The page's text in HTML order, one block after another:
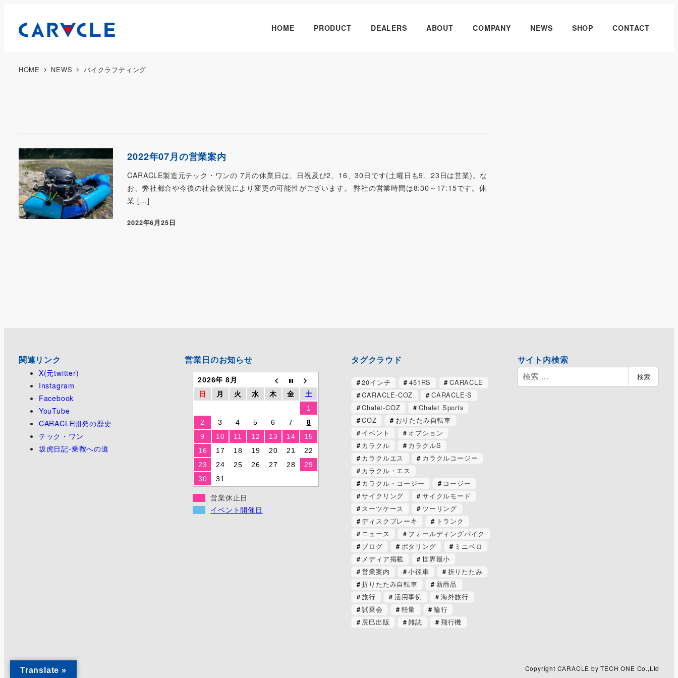
HOME PRODUCT DEALERS ABOUT COMPANY NEWS SHOP CONTACT
HOME NEWS バイクラフティング
2022年07月の営業案内
CARACLE製造元テック・ワンの 7月の休業日は、日祝及び2、16、30日です(土曜日も9、23日は営業)。な
お、弊社都合や今後の社会状況により変更の可能性がございます。 弊社の営業時間は8:30～17:15です。休
業 […]
2022年6月25日
関連リンク
X(元twitter)
Instagram
Facebook
YouTube
CARACLE開発の歴史
テック・ワン
坂虎日記-乗鞍への道
営業日のお知らせ
2026年 8月
日
月 火 水 木 金
土
1
2
3 4 5 6 7
8
9
10 11 12 13 14
15
16
17 18 19 20 21
22
23
24 25 26 27 28
29
30
31
営業休止日
イベント開催日
タグクラウド
20インチ 451RS
CARACLE
CARACLE-COZ
CARACLE-S
Chalet-COZ
Chalet Sports
COZ
おりたたみ自転車
イベント
オプション
カラクル
カラクルS
カラクルエス
カラクルコージー
カラクル・エス
カラクル・コージー
コージー
サイクリング
サイクルモード
スーツケース
ツーリング
ディスクブレーキ
トランク
ニュース
フォールディングバイク
ブログ
ポタリング
ミニベロ
メディア掲載
世界最小
営業案内
小径車
折りたたみ
折りたたみ自転車
新商品
旅行
活用事例
海外旅行
試乗会
軽量
輪行
辰巳出版
雑誌 飛行機
サイト内検索
検
索
検索
Copyright CARACLE by TECH ONE Co.,Ltd
Translate »